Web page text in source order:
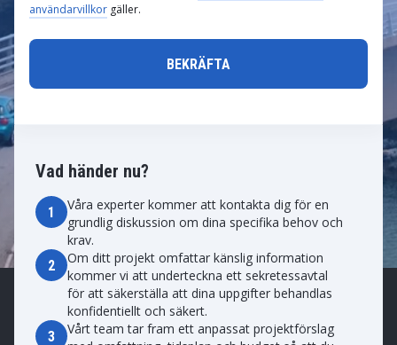
Vad händer nu?
1
Våra experter kommer att kontakta dig för en
grundlig diskussion om dina specifika behov och
krav.
2
Om ditt projekt omfattar känslig information
kommer vi att underteckna ett sekretessavtal
för att säkerställa att dina uppgifter behandlas
konfidentiellt och säkert.
3
Vårt team tar fram ett anpassat projektförslag
användarvillkor gäller.